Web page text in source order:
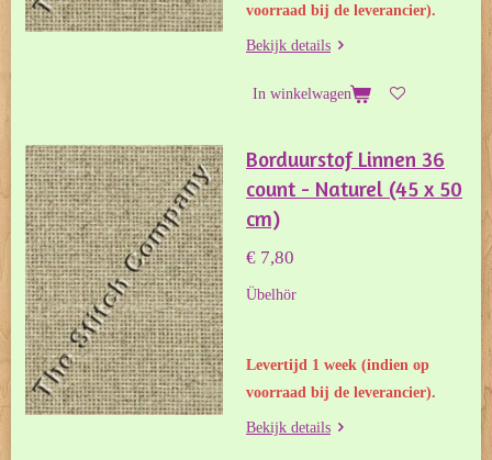
voorraad bij de leverancier).
Bekijk details
In winkelwagen
Borduurstof Linnen 36
count - Naturel (45 x 50
cm)
€ 7,80
Übelhör
Levertijd 1 week (indien op
voorraad bij de leverancier).
Bekijk details